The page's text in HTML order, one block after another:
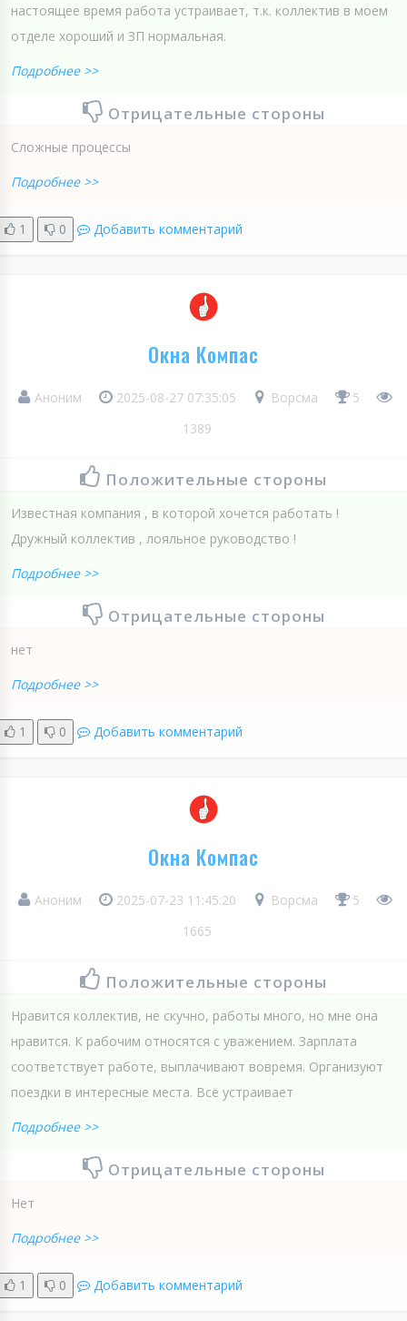
настоящее время работа устраивает, т.к. коллектив в моем
отделе хороший и ЗП нормальная.
Подробнее >>
Отрицательные стороны
Сложные процессы
Подробнее >>
1 0 Добавить комментарий
Окна Компас
Аноним 2025-08-27 07:35:05 Ворсма
5
1389
Положительные стороны
Известная компания , в которой хочется работать !
Дружный коллектив , лояльное руководство !
Подробнее >>
Отрицательные стороны
нет
Подробнее >>
1 0 Добавить комментарий
Окна Компас
Аноним 2025-07-23 11:45:20 Ворсма
5
1665
Положительные стороны
Нравится коллектив, не скучно, работы много, но мне она
нравится. К рабочим относятся с уважением. Зарплата
соответствует работе, выплачивают вовремя. Организуют
поездки в интересные места. Всё устраивает
Подробнее >>
Отрицательные стороны
Нет
Подробнее >>
1 0 Добавить комментарий